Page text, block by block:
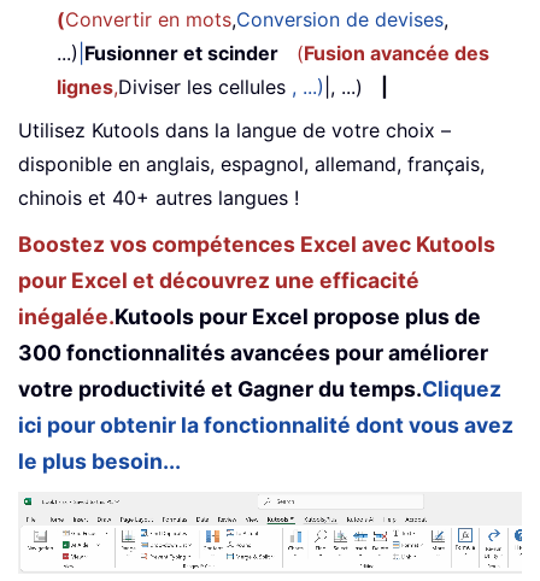
(Convertir en mots,Conversion de devises,
...) Fusionner et scinder (Fusion avancée des
lignes,Diviser les cellules , ...) |, ...)
Utilisez Kutools dans la langue de votre choix –
disponible en anglais, espagnol, allemand, français,
chinois et 40+ autres langues !
Boostez vos compétences Excel avec Kutools
pour Excel et découvrez une efficacité
inégalée.Kutools pour Excel propose plus de
300 fonctionnalités avancées pour améliorer
votre productivité et Gagner du temps.Cliquez
ici pour obtenir la fonctionnalité dont vous avez
le plus besoin...